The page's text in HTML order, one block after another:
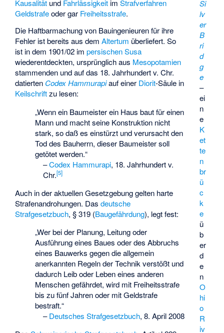
Si
lv
er
B
ri
d
g
e
–
ei
n
e
K
et
te
n
br
ü
c
k
e
ü
b
er
d
e
n
O
hi
o
R
iv
Kausalität und Fahrlässigkeit imStrafverfahren
Geldstrafeoder gar Freiheitsstrafe.
Die Haftbarmachung von Bauingenieuren für ihre
Fehler ist bereits aus demAltertum überliefert. So
ist in dem 1901/02 impersischen Susa
wiederentdeckten, ursprünglich aus Mesopotamien
stammenden und auf das 18. Jahrhundert v. Chr.
datierten Codex Hammurapiauf einer Diorit-Säule in
Keilschriftzu lesen:
„Wenn ein Baumeister ein Haus baut für einen
Mann und macht seine Konstruktion nicht
stark, so daß es einstürzt und verursacht den
Tod des Bauherrn, dieser Baumeister soll
getötet werden.“
–Codex Hammurapi, 18. Jahrhundert v.
Chr.[5]
Auch in der aktuellen Gesetzgebung gelten harte
Strafenandrohungen. Dasdeutsche
Strafgesetzbuch, § 319 (Baugefährdung), legt fest:
„Wer bei der Planung, Leitung oder
Ausführung eines Baues oder des Abbruchs
eines Bauwerks gegen die allgemein
anerkannten Regeln der Technik verstößt und
dadurch Leib oder Leben eines anderen
Menschen gefährdet, wird mit Freiheitsstrafe
bis zu fünf Jahren oder mit Geldstrafe
bestraft.“
–Deutsches Strafgesetzbuch, 8. April 2008